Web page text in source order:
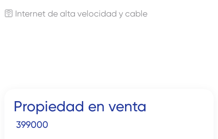
🛜 Internet de alta velocidad y cable
Propiedad en venta
399000